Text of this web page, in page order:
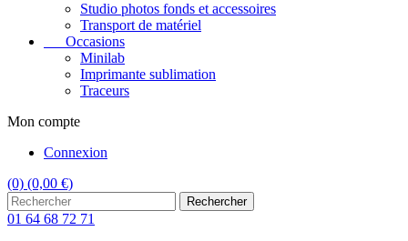
Studio photos fonds et accessoires
Transport de matériel
Occasions
Minilab
Imprimante sublimation
Traceurs
Mon compte
Connexion
(0) (0,00 €)
Rechercher
01 64 68 72 71